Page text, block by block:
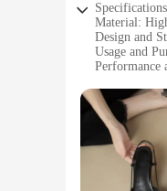
Material:
Design and
Usage and
Performance
Applicable
Features:
**Elegant
The
both
meeting, a